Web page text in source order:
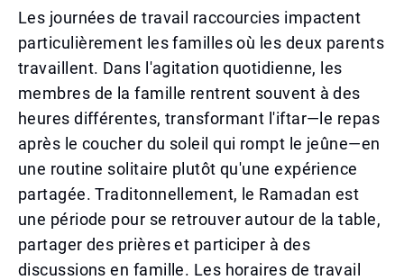
Les journées de travail raccourcies impactent
particulièrement les familles où les deux parents
travaillent. Dans l'agitation quotidienne, les
membres de la famille rentrent souvent à des
heures différentes, transformant l'iftar—le repas
après le coucher du soleil qui rompt le jeûne—en
une routine solitaire plutôt qu'une expérience
partagée. Traditonnellement, le Ramadan est
une période pour se retrouver autour de la table,
partager des prières et participer à des
discussions en famille. Les horaires de travail